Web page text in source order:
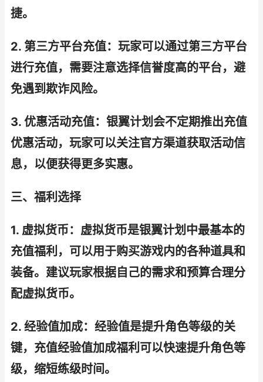
捷。
2. 第三方平台充值：玩家可以通过第三方平台
进行充值，需要注意选择信誉度高的平台，避
免遇到欺诈风险。
3. 优惠活动充值：银翼计划会不定期推出充值
优惠活动，玩家可以关注官方渠道获取活动信
息，以便获得更多实惠。
三、福利选择
1. 虚拟货币：虚拟货币是银翼计划中最基本的
充值福利，可以用于购买游戏内的各种道具和
装备。建议玩家根据自己的需求和预算合理分
配虚拟货币。
2. 经验值加成：经验值是提升角色等级的关
键，充值经验值加成福利可以快速提升角色等
级，缩短练级时间。